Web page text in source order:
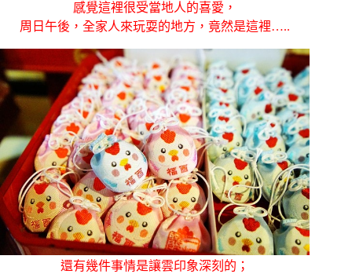
感覺這裡很受當地人的喜愛，
周日午後，全家人來玩耍的地方，竟然是這裡…..
還有幾件事情是讓雲印象深刻的；